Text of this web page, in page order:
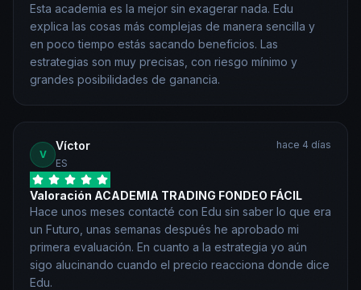
Esta academia es la mejor sin exagerar nada. Edu
explica las cosas más complejas de manera sencilla y
en poco tiempo estás sacando beneficios. Las
estrategias son muy precisas, con riesgo mínimo y
grandes posibilidades de ganancia.
V
Víctor
ES
hace 4 días
Valoración ACADEMIA TRADING FONDEO FÁCIL
Hace unos meses contacté con Edu sin saber lo que era
un Futuro, unas semanas después he aprobado mi
primera evaluación. En cuanto a la estrategia yo aún
sigo alucinando cuando el precio reacciona donde dice
Edu.